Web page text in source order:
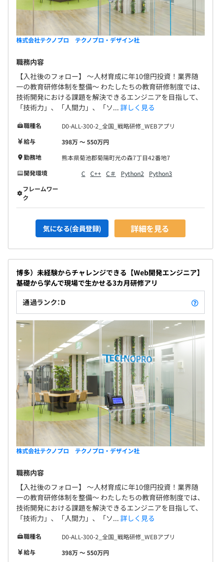
株式会社テクノプロ テクノプロ・デザイン社
職務内容
【入社後のフォロー】 〜人材育成に年10億円投資！業界随
一の教育研修体制を整備〜 わたしたちの教育研修制度では、
技術開発における課題を解決できるエンジニアを目指して、
「技術力」、「人間力」、「ソ... 詳しく見る
職種名
D0-ALL-300-2_全国_戦略研修_WEBアプリ
給与
398万 〜 550万円
勤務地
熊本県菊池郡菊陽町光の森7丁目42番地7
開発環境
C C++ C＃ Python2
Python3
フレームワー
ク
気になる(会員登録) 詳細を見る
博多）未経験からチャレンジできる【Web開発エンジニア】
基礎から学んで現場で生かせる3カ月研修アリ
通過ランク：D
株式会社テクノプロ テクノプロ・デザイン社
職務内容
【入社後のフォロー】 〜人材育成に年10億円投資！業界随
一の教育研修体制を整備〜 わたしたちの教育研修制度では、
技術開発における課題を解決できるエンジニアを目指して、
「技術力」、「人間力」、「ソ... 詳しく見る
職種名
D0-ALL-300-2_全国_戦略研修_WEBアプリ
給与
398万 〜 550万円